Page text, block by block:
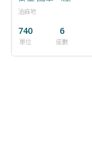
油麻地
740
單位
6
座數